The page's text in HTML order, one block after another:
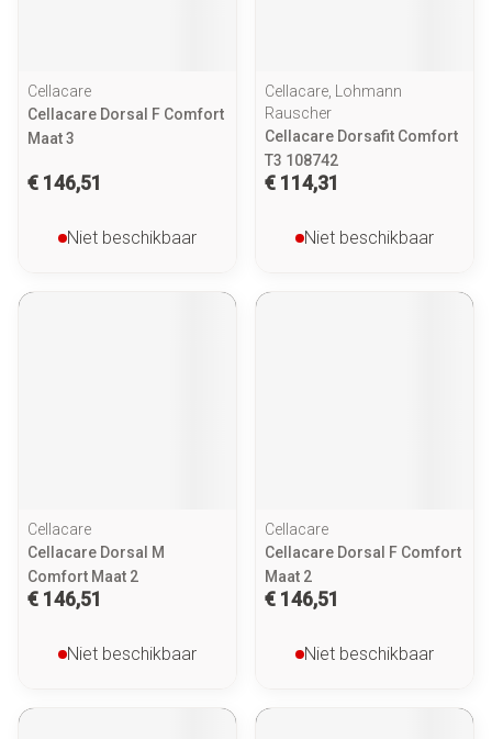
Cellacare
Cellacare Dorsal F Comfort
Maat 3
€ 146,51
Niet beschikbaar
Cellacare, Lohmann
Rauscher
Cellacare Dorsafit Comfort
T3 108742
€ 114,31
Niet beschikbaar
Cellacare
Cellacare Dorsal M
Comfort Maat 2
€ 146,51
Niet beschikbaar
Cellacare
Cellacare Dorsal F Comfort
Maat 2
€ 146,51
Niet beschikbaar